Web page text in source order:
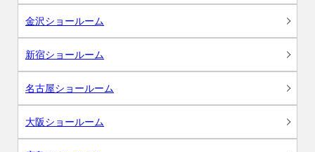
金沢ショールーム
新宿ショールーム
名古屋ショールーム
大阪ショールーム